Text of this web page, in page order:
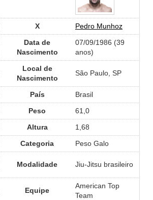
X
Pedro Munhoz
Data de
Nascimento
07/09/1986 (39
anos)
Local de
Nascimento
São Paulo, SP
País
Brasil
Peso
61,0
Altura
1,68
Categoria
Peso Galo
Modalidade Jiu-Jitsu brasileiro
Equipe
American Top
Team